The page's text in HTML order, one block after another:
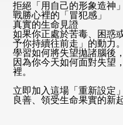
拒絕「用自己的形象造神」
戰勝心裡的「冒犯感」
真實的生命見證
如果你正處於苦毒、困惑
予你持續往前走」的動力。
學習如何將失望拋諸腦後
因為你今天如何面對失望
裡。
立即加入這場「重新設定
良善、領受生命果實的新